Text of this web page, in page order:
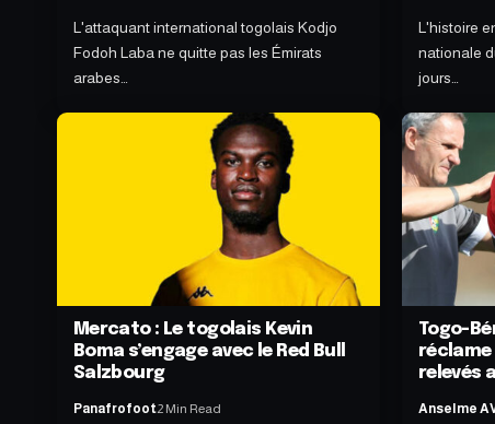
L'attaquant international togolais Kodjo
Fodoh Laba ne quitte pas les Émirats
arabes…
L'histoire
nationale
jours…
Mercato : Le togolais Kevin
Boma s’engage avec le Red Bull
Salzbourg
Panafrofoot2 Min Read
Togo-
réclame
relevés
Anselme